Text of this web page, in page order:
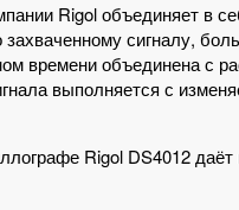
Rigol объединяет в
сигналу,
времени объединена с
выполняется с
Rigol DS4012